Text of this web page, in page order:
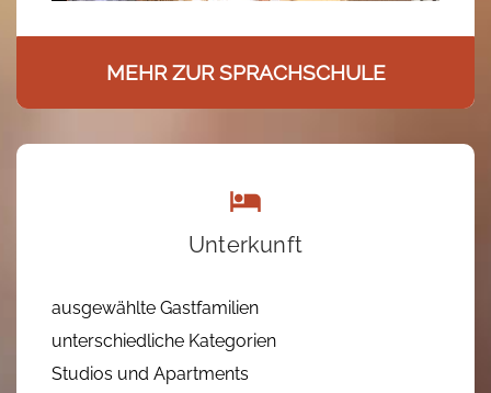
MEHR ZUR SPRACHSCHULE
Unterkunft
ausgewählte Gastfamilien
unterschiedliche Kategorien
Studios und Apartments